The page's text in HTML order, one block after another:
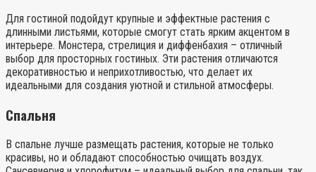
Для гостиной подойдут крупные и эффектные растения с
длинными листьями, которые смогут стать ярким акцентом в
интерьере. Монстера, стрелиция и диффенбахия – отличный
выбор для просторных гостиных. Эти растения отличаются
декоративностью и неприхотливостью, что делает их
идеальными для создания уютной и стильной атмосферы.
Спальня
В спальне лучше размещать растения, которые не только
красивы, но и обладают способностью очищать воздух.